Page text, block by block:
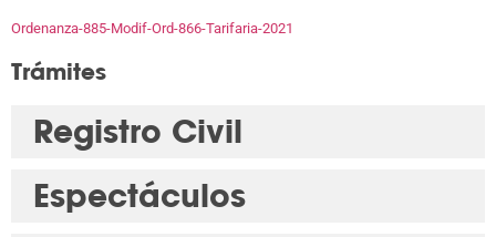
Ordenanza-885-Modif-Ord-866-Tarifaria-2021
Trámites
Registro Civil
Espectáculos